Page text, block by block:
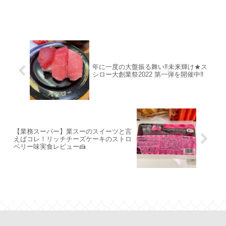
年に一度の大盤振る舞い‼未来輝け★ス
シロー大創業祭2022 第一弾を開催中‼
【業務スーパー】業スーのスイーツと言
えばコレ！リッチチーズケーキのストロ
ベリー味実食レビュー🍰